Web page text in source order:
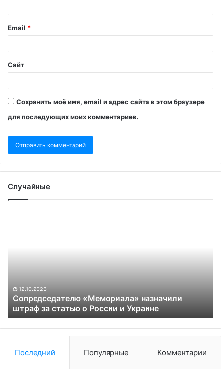
Email *
Сайт
Сохранить моё имя, email и адрес сайта в этом браузере
для последующих моих комментариев.
Случайные
России
Украине
12.10.2023
Сопредседателю «Мемориала» назначили
штраф за статью о России и Украине
Последний Популярные Комментарии